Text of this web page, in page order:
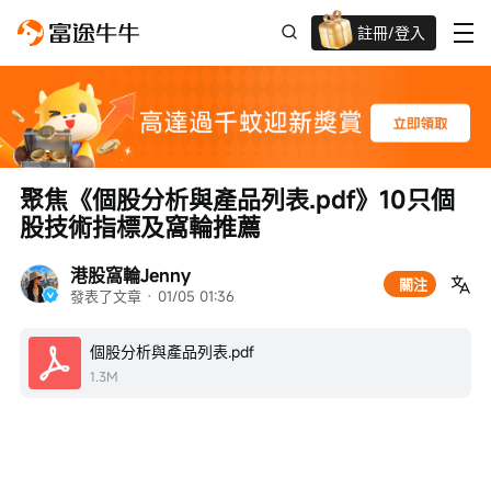
註冊/登入
高達過千蚊獎賞
港股窩輪Jenny
發表了文章 · 01/05 01:36
關注
聚焦《個股分析與產品列表.pdf》10只個
股技術指標及窩輪推薦
個股分析與產品列表.pdf
1.3M